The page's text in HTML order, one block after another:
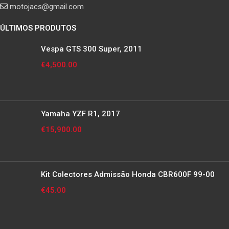
motojacs@gmail.com
ÚLTIMOS PRODUTOS
Vespa GTS 300 Super, 2011
€4,500.00
Yamaha YZF R1, 2017
€15,900.00
Kit Colectores Admissão Honda CBR600F 99-00
€45.00